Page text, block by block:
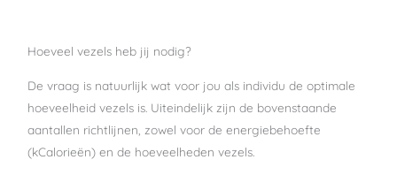
Hoeveel vezels heb jij nodig?
De vraag is natuurlijk wat voor jou als individu de optimale
hoeveelheid vezels is. Uiteindelijk zijn de bovenstaande
aantallen richtlijnen, zowel voor de energiebehoefte
(kCalorieën) en de hoeveelheden vezels.